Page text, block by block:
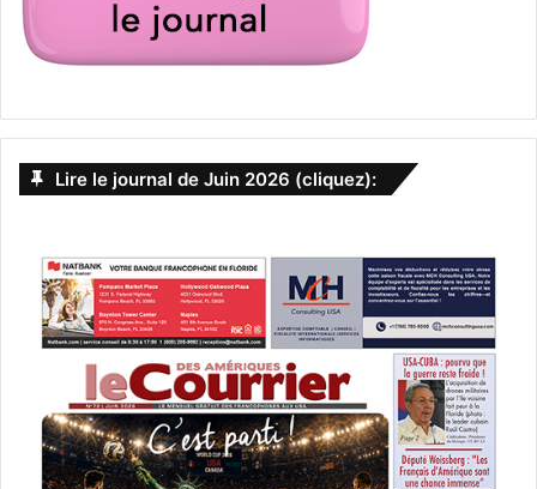
Lire le journal de Juin 2026 (cliquez):